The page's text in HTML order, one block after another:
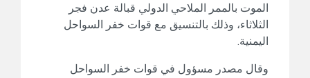
الموت بالممر الملاحي الدولي قبالة عدن فجر
الثلاثاء، وذلك بالتنسيق مع قوات خفر السواحل
اليمنية.
وقال مصدر مسؤول في قوات خفر السواحل